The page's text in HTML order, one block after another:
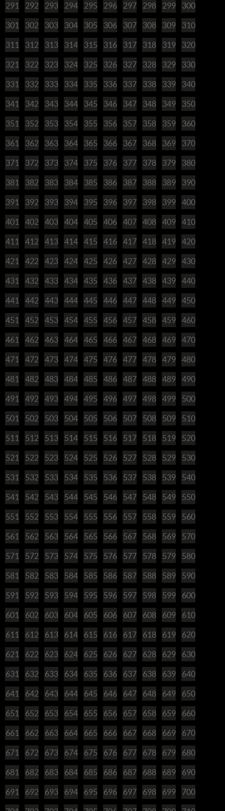
291 292 293 294 295 296 297 298 299 300
301 302 303 304 305 306 307 308 309 310
311 312 313 314 315 316 317 318 319 320
321 322 323 324 325 326 327 328 329 330
331 332 333 334 335 336 337 338 339 340
341 342 343 344 345 346 347 348 349 350
351 352 353 354 355 356 357 358 359 360
361 362 363 364 365 366 367 368 369 370
371 372 373 374 375 376 377 378 379 380
381 382 383 384 385 386 387 388 389 390
391 392 393 394 395 396 397 398 399 400
401 402 403 404 405 406 407 408 409 410
411 412 413 414 415 416 417 418 419 420
421 422 423 424 425 426 427 428 429 430
431 432 433 434 435 436 437 438 439 440
441 442 443 444 445 446 447 448 449 450
451 452 453 454 455 456 457 458 459 460
461 462 463 464 465 466 467 468 469 470
471 472 473 474 475 476 477 478 479 480
481 482 483 484 485 486 487 488 489 490
491 492 493 494 495 496 497 498 499 500
501 502 503 504 505 506 507 508 509 510
511 512 513 514 515 516 517 518 519 520
521 522 523 524 525 526 527 528 529 530
531 532 533 534 535 536 537 538 539 540
541 542 543 544 545 546 547 548 549 550
551 552 553 554 555 556 557 558 559 560
561 562 563 564 565 566 567 568 569 570
571 572 573 574 575 576 577 578 579 580
581 582 583 584 585 586 587 588 589 590
591 592 593 594 595 596 597 598 599 600
601 602 603 604 605 606 607 608 609 610
611 612 613 614 615 616 617 618 619 620
621 622 623 624 625 626 627 628 629 630
631 632 633 634 635 636 637 638 639 640
641 642 643 644 645 646 647 648 649 650
651 652 653 654 655 656 657 658 659 660
661 662 663 664 665 666 667 668 669 670
671 672 673 674 675 676 677 678 679 680
681 682 683 684 685 686 687 688 689 690
691 692 693 694 695 696 697 698 699 700